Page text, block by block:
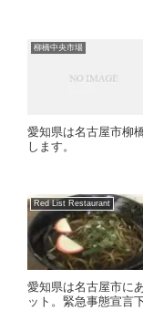
柳橋中央市場
愛知県は名古屋市柳
します。
Red List Restaurant
愛知県は名古屋市に
ット。緊急事態宣言